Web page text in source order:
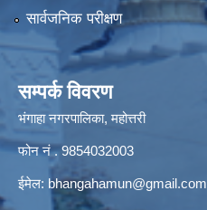
सार्वजनिक परीक्षण
सम्पर्क विवरण
भंगाहा नगरपालिका, महोत्तरी
फोन नं . 9854032003
ईमेल: bhangahamun@gmail.com